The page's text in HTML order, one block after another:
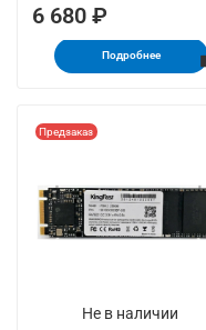
6 680 ₽
Подробнее
Не в наличии
Предзаказ